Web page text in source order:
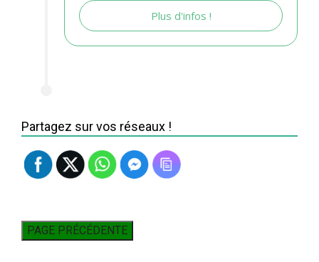
Plus d'infos !
Partagez sur vos réseaux !